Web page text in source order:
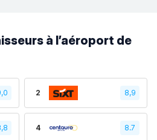
à l’aéroport de
2 8,9
4 8.7